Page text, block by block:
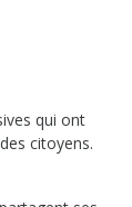
qui ont
citoyens.